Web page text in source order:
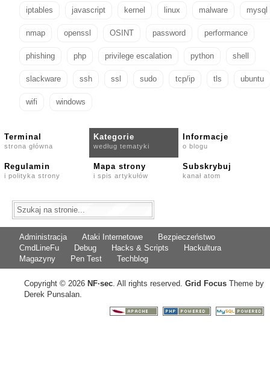
iptables javascript kernel linux malware mysql
nmap openssl OSINT password performance
phishing php privilege escalation python shell
slackware ssh ssl sudo tcp/ip tls ubuntu
wifi windows
Terminal
strona główna
Kategorie
według tematyki
Informacje
o blogu
Regulamin
i polityka strony
Mapa strony
i spis artykułów
Subskrybuj
kanał atom
Administracja Ataki Internetowe
Bezpieczeństwo
CmdLineFu
Debug Hacks & Scripts
Hackultura
Magazyny
Pen Test Techblog
Copyright © 2026 NF·sec. All rights reserved. Grid Focus Theme by
Derek Punsalan.